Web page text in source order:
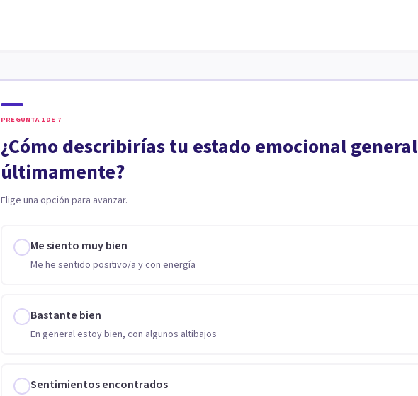
PREGUNTA 1 DE 7
¿Cómo describirías tu estado emocional general
últimamente?
Elige una opción para avanzar.
Me siento muy bien
Me he sentido positivo/a y con energía
Bastante bien
En general estoy bien, con algunos altibajos
Sentimientos encontrados